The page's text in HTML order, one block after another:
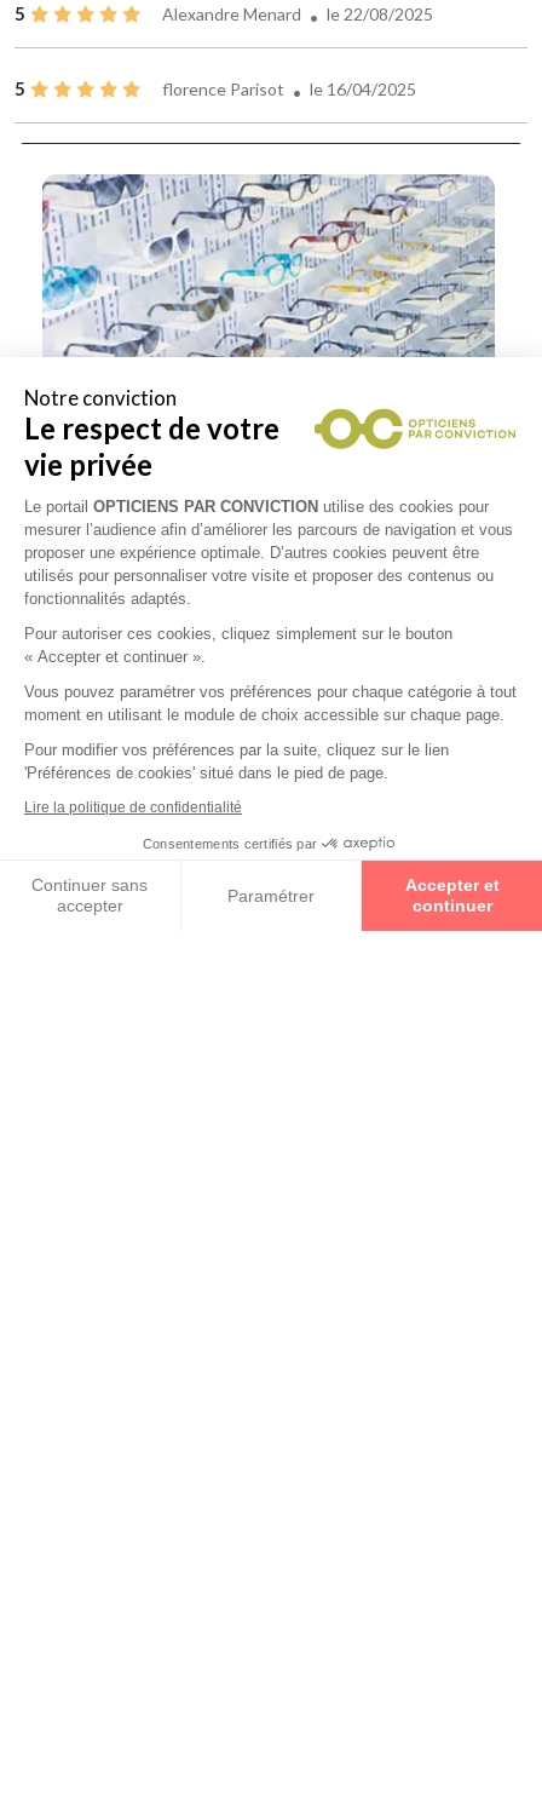
5 Alexandre Menard le 22/08/2025
5 florence Parisot le 16/04/2025
Collections
IC! BERLIN
MOREL
JF REY
Notre conviction
Le respect de votre
vie privée
Le portail OPTICIENS PAR CONVICTION utilise des cookies pour
mesurer l’audience afin d’améliorer les parcours de navigation et vous
proposer une expérience optimale. D’autres cookies peuvent être
utilisés pour personnaliser votre visite et proposer des contenus ou
fonctionnalités adaptés.
Pour autoriser ces cookies, cliquez simplement sur le bouton
« Accepter et continuer ».
Vous pouvez paramétrer vos préférences pour chaque catégorie à tout
moment en utilisant le module de choix accessible sur chaque page.
Pour modifier vos préférences par la suite, cliquez sur le lien
'Préférences de cookies' situé dans le pied de page.
Lire la politique de confidentialité
Consentements certifiés par
Continuer sans
accepter
Paramétrer
Accepter et
continuer